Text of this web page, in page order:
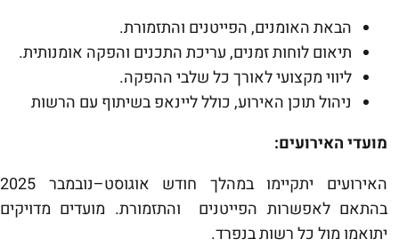
הבאת האומנים, הפייטנים והתזמורת.
תיאום לוחות זמנים, עריכת התכנים והפקה אומנותית.
ליווי מקצועי לאורך כל שלבי ההפקה.
ניהול תוכן האירוע, כולל ליינאפ בשיתוף עם הרשות
מועדי האירועים:
האירועים יתקיימו במהלך חודש אוגוסט–נובמבר 2025
בהתאם לאפשרות הפייטנים והתזמורת. מועדים מדויקים
יתואמו מול כל רשות בנפרד.